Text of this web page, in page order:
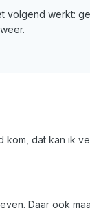
volgend werkt:
dat kan ik
Daar ook